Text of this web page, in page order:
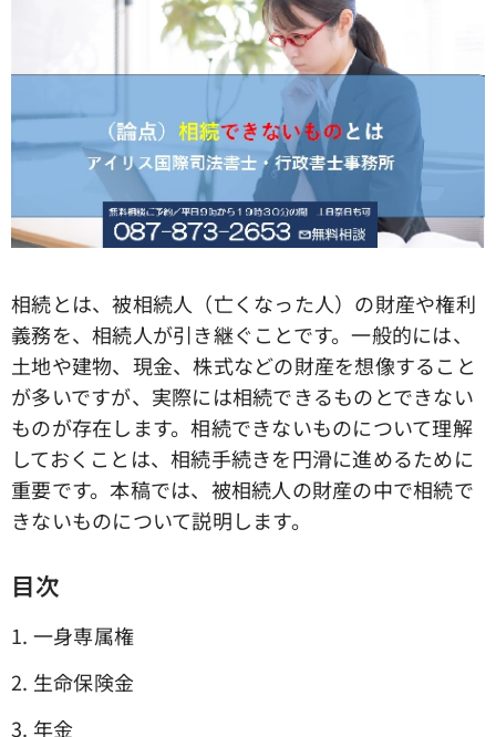
相続とは、被相続人（亡くなった人）の財産や権利
義務を、相続人が引き継ぐことです。一般的には、
土地や建物、現金、株式などの財産を想像すること
が多いですが、実際には相続できるものとできない
ものが存在します。相続できないものについて理解
しておくことは、相続手続きを円滑に進めるために
重要です。本稿では、被相続人の財産の中で相続で
きないものについて説明します。
目次
1. 一身専属権
2. 生命保険金
3. 年金